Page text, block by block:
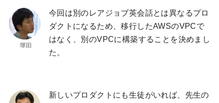
今回は別のレアジョブ英会話とは異なるプロ
ダクトになるため、移行したAWSのVPCで
はなく、別のVPCに構築することを決めまし
た。
新しいプロダクトにも生徒がいれば、先生の